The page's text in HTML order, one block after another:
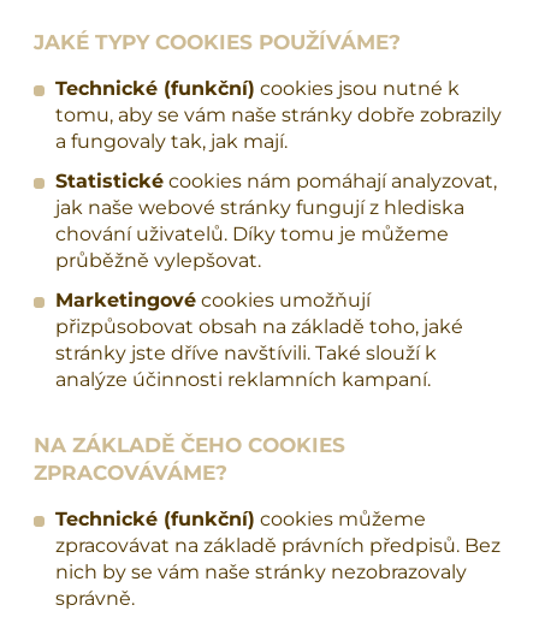
JAKÉ TYPY COOKIES POUŽÍVÁME?
Technické (funkční) cookies jsou nutné k
tomu, aby se vám naše stránky dobře zobrazily
a fungovaly tak, jak mají.
Statistické cookies nám pomáhají analyzovat,
jak naše webové stránky fungují z hlediska
chování uživatelů. Díky tomu je můžeme
průběžně vylepšovat.
Marketingové cookies umožňují
přizpůsobovat obsah na základě toho, jaké
stránky jste dříve navštívili. Také slouží k
analýze účinnosti reklamních kampaní.
NA ZÁKLADĚ ČEHO COOKIES
ZPRACOVÁVÁME?
Technické (funkční) cookies můžeme
zpracovávat na základě právních předpisů. Bez
nich by se vám naše stránky nezobrazovaly
správně.